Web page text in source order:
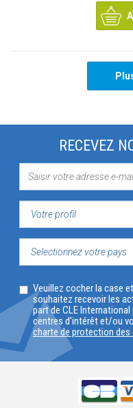
RECEVEZ
VOTRE
PROFIL
VOTRE
PAYS
Veuillez cocher la case
souhaitez recevoir les
part de CLE
centres d'intérêt et/ou
charte de protection des